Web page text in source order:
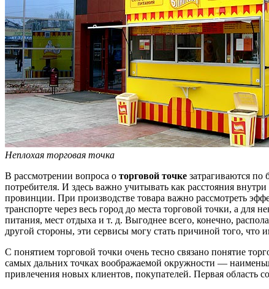
Неплохая торговая точка
В рассмотрении вопроса о торговой точке затрагиваются по
потребителя. И здесь важно учитывать как расстояния
провинции. При производстве товара важно рассмотреть
транспорте через весь город до места торговой точки, а
питания, мест отдыха и т. д. Выгоднее всего, конечно,
другой стороны, эти сервисы могу стать причиной того,
С понятием торговой точки очень тесно связано понятие
самых дальних точках воображаемой окружности —
привлечения новых клиентов, покупателей. Первая область